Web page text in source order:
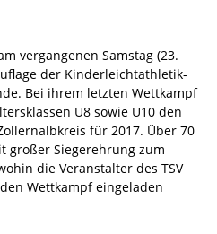
vergangenen Samstag (23.
der Kinderleichtathletik-
Bei ihrem letzten Wettkampf
U8 sowie U10 den
für 2017. Über 70
großer Siegerehrung zum
die Veranstalter des TSV
Wettkampf eingeladen